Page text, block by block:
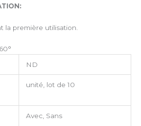
la première utilisation.
ND
unité, lot de 10
Avec, Sans